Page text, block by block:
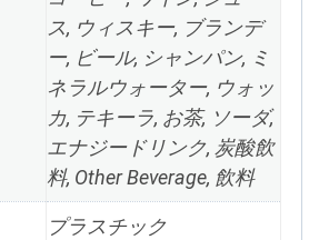
ス, ウィスキー, ブランデ
ー, ビール, シャンパン, ミ
ネラルウォーター, ウォッ
カ, テキーラ, お茶, ソーダ,
エナジードリンク, 炭酸飲
料, Other Beverage, 飲料
プラスチック